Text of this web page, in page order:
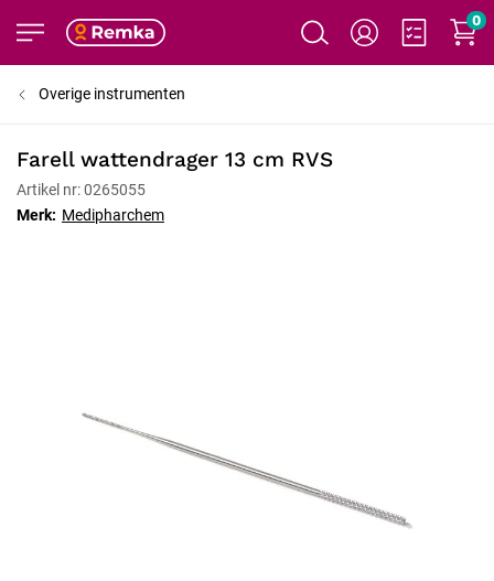
0
Overige instrumenten
Farell wattendrager 13 cm RVS
Artikel nr: 0265055
Merk: Medipharchem